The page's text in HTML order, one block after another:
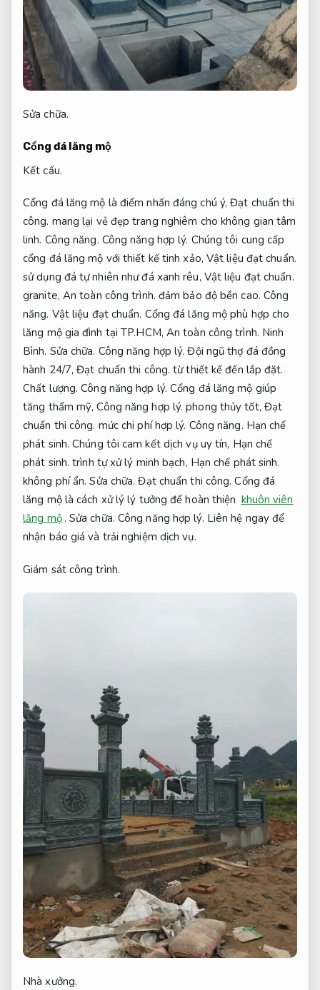
Sửa chữa.
Cổng đá lăng mộ
Kết cấu.
Cổng đá lăng mộ là điểm nhấn đáng chú ý,Đạt chuẩn thi
công. mang lại vẻ đẹp trang nghiêm cho không gian tâm
linh. Công năng. Công năng hợp lý. Chúng tôi cung cấp
cổng đá lăng mộ với thiết kế tinh xảo, Vật liệu đạt chuẩn.
sử dụng đá tự nhiên như đá xanh rêu, Vật liệu đạt chuẩn.
granite, An toàn công trình. đảm bảo độ bền cao. Công
năng. Vật liệu đạt chuẩn. Cổng đá lăng mộ phù hợp cho
lăng mộ gia đình tại TP.HCM, An toàn công trình. Ninh
Bình. Sửa chữa. Công năng hợp lý. Đội ngũ thợ đá đồng
hành 24/7,Đạt chuẩn thi công. từ thiết kế đến lắp đặt.
Chất lượng. Công năng hợp lý. Cổng đá lăng mộ giúp
tăng thẩm mỹ,Công năng hợp lý. phong thủy tốt, Đạt
chuẩn thi công. mức chi phí hợp lý. Công năng. Hạn chế
phát sinh. Chúng tôi cam kết dịch vụ uy tín, Hạn chế
phát sinh. trình tự xử lý minh bạch, Hạn chế phát sinh.
không phí ẩn.Sửa chữa. Đạt chuẩn thi công. Cổng đá
lăng mộ là cách xử lý lý tưởng để hoàn thiện khuôn viên
lăng mộ . Sửa chữa. Công năng hợp lý. Liên hệ ngay để
nhận báo giá và trải nghiệm dịch vụ.
Giám sát công trình.
Nhà xưởng.